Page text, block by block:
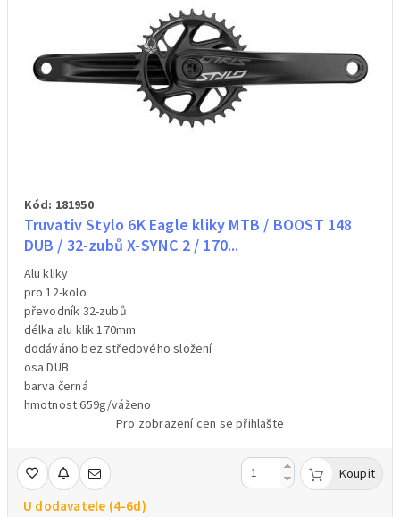
Kód: 181950
Truvativ Stylo 6K Eagle kliky MTB / BOOST 148
DUB / 32-zubů X-SYNC 2 / 170...
Alu kliky
pro 12-kolo
převodník 32-zubů
délka alu klik 170mm
dodáváno bez středového složení
osa DUB
barva černá
hmotnost 659g/váženo
Pro zobrazení cen se přihlašte
U dodavatele (4-6d)
Koupit